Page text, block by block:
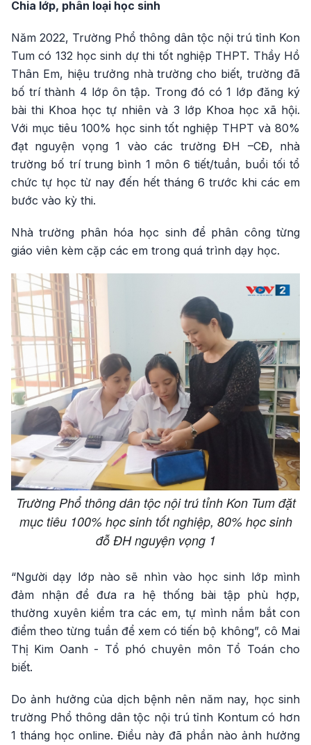
Chia lớp, phân loại học sinh
Năm 2022, Trường Phổ thông dân tộc nội trú tỉnh Kon
Tum có 132 học sinh dự thi tốt nghiệp THPT. Thầy Hồ
Thân Em, hiệu trưởng nhà trường cho biết, trường đã
bố trí thành 4 lớp ôn tập. Trong đó có 1 lớp đăng ký
bài thi Khoa học tự nhiên và 3 lớp Khoa học xã hội.
Với mục tiêu 100% học sinh tốt nghiệp THPT và 80%
đạt nguyện vọng 1 vào các trường ĐH –CĐ, nhà
trường bố trí trung bình 1 môn 6 tiết/tuần, buổi tối tổ
chức tự học từ nay đến hết tháng 6 trước khi các em
bước vào kỳ thi.
Nhà trường phân hóa học sinh để phân công từng
giáo viên kèm cặp các em trong quá trình dạy học.
Trường Phổ thông dân tộc nội trú tỉnh Kon Tum đặt
mục tiêu 100% học sinh tốt nghiệp, 80% học sinh
đỗ ĐH nguyện vọng 1
“Người dạy lớp nào sẽ nhìn vào học sinh lớp mình
đảm nhận để đưa ra hệ thống bài tập phù hợp,
thường xuyên kiểm tra các em, tự mình nắm bắt con
điểm theo từng tuần để xem có tiến bộ không”, cô Mai
Thị Kim Oanh - Tổ phó chuyên môn Tổ Toán cho
biết.
Do ảnh hưởng của dịch bệnh nên năm nay, học sinh
trường Phổ thông dân tộc nội trú tỉnh Kontum có hơn
1 tháng học online. Điều này đã phần nào ảnh hưởng